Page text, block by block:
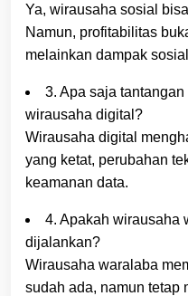
Ya, wirausaha sosial
Namun, profitabilitas
melainkan dampak
3. Apa saja
wirausaha digital?
Wirausaha digital
yang ketat, perubahan
keamanan data.
4. Apakah wirausaha
dijalankan?
Wirausaha waralaba
sudah ada, namun tetap